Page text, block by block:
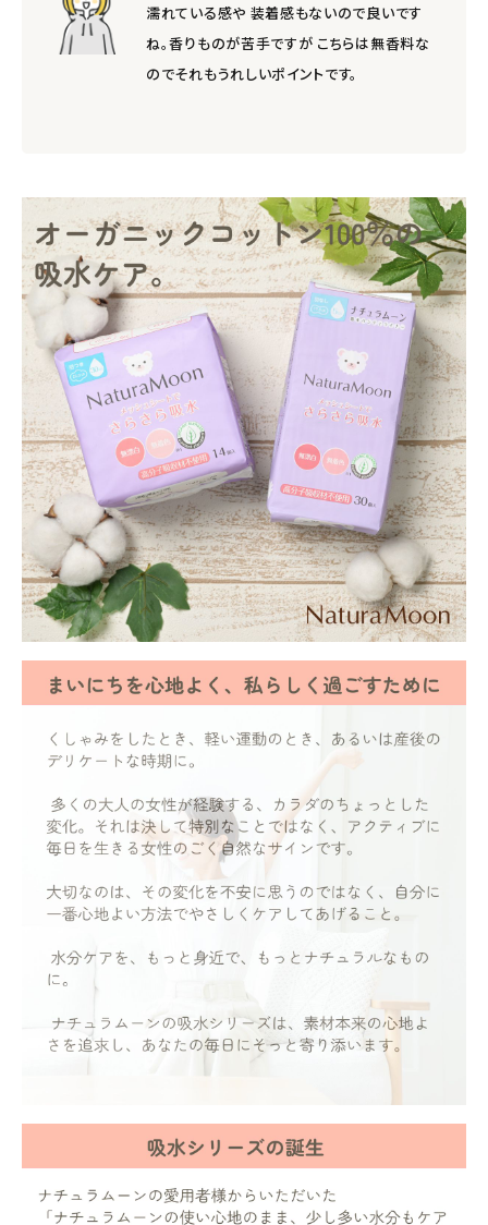
濡れている感や 装着感もないので良いです
ね。香りものが苦手ですが こちらは無香料な
のでそれもうれしいポイントです。